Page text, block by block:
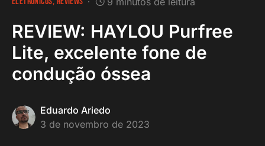
REVIEW: HAYLOU Purfree
Lite, excelente fone de
condução óssea
Eduardo Ariedo
3 de novembro de 2023